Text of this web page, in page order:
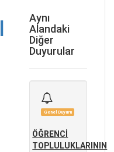
Aynı
Alandaki
Diğer
Duyurular
Genel Duyuru
ÖĞRENCİ
TOPLULUKLARININ